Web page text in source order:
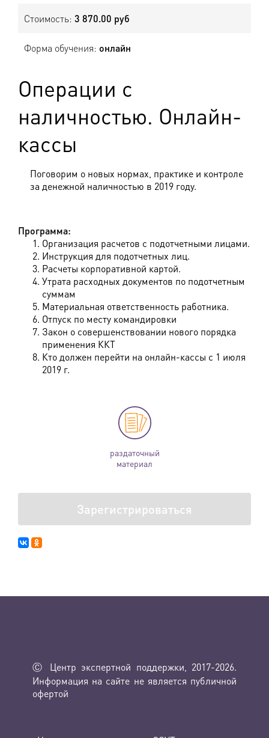
Стоимость: 3 870.00 руб
Форма обучения: онлайн
Операции с
наличностью. Онлайн-
кассы
Поговорим о новых нормах, практике и контроле
за денежной наличностью в 2019 году.
Программа:
Организация расчетов с подотчетными лицами.
Инструкция для подотчетных лиц.
Расчеты корпоративной картой.
Утрата расходных документов по подотчетным
суммам
Материальная ответственность работника.
Отпуск по месту командировки
Закон о совершенствовании нового порядка
применения ККТ
Кто должен перейти на онлайн-кассы с 1 июля
2019 г.
раздаточный
материал
Зарегистрироваться
Ⓒ Центр экспертной поддержки, 2017-2026.
Информация на сайте не является публичной
офертой